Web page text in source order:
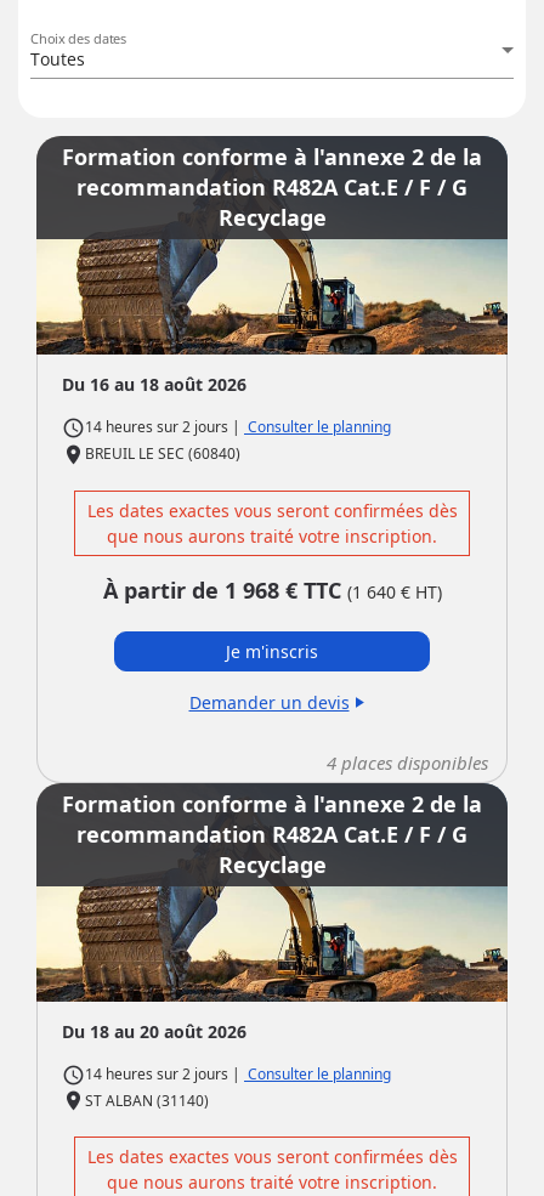
Choix des dates
Toutes
Formation conforme à l'annexe 2 de la
recommandation R482A Cat.E / F / G
Recyclage
Du 16 au 18 août 2026
access_time14 heures sur2 jours | Consulter le planning
place BREUIL LE SEC (60840)
Les dates exactes vous seront confirmées dès
que nous aurons traité votre inscription.
À partir de 1 968 € TTC (1 640 € HT)
Je m'inscris
Demander un devis play_arrow
4 places disponibles
Formation conforme à l'annexe 2 de la
recommandation R482A Cat.E / F / G
Recyclage
Du 18 au 20 août 2026
access_time14 heures sur2 jours | Consulter le planning
place ST ALBAN (31140)
Les dates exactes vous seront confirmées dès
que nous aurons traité votre inscription.